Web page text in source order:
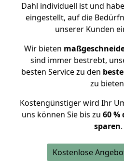
Dahl individuell ist und
eingestellt, auf die
unserer Kunden
Wir bieten
sind immer bestrebt,
besten Service zu den
zu
Kostengünstiger wird Ihr
uns können Sie bis zu 60 %
sparen.
Kostenlose